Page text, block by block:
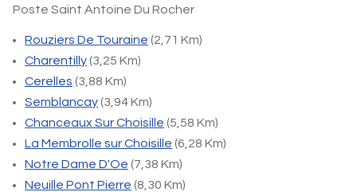
Poste Saint Antoine Du Rocher
Rouziers De Touraine (2,71 Km)
Charentilly(3,25 Km)
Cerelles (3,88 Km)
Semblancay(3,94 Km)
Chanceaux Sur Choisille (5,58 Km)
La Membrolle sur Choisille (6,28 Km)
Notre Dame D'Oe (7,38 Km)
Neuille Pont Pierre (8,30 Km)